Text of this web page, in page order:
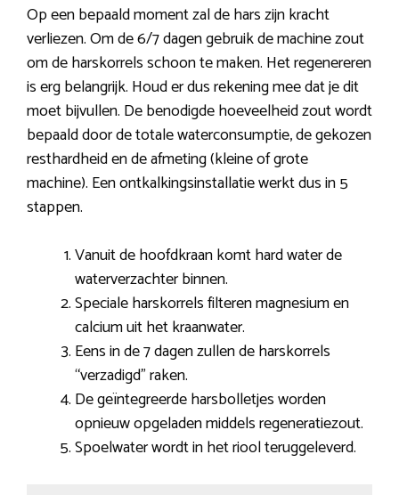
Op een bepaald moment zal de hars zijn kracht
verliezen. Om de 6/7 dagen gebruik de machine zout
om de harskorrels schoon te maken. Het regenereren
is erg belangrijk. Houd er dus rekening mee dat je dit
moet bijvullen. De benodigde hoeveelheid zout wordt
bepaald door de totale waterconsumptie, de gekozen
resthardheid en de afmeting (kleine of grote
machine). Een ontkalkingsinstallatie werkt dus in 5
stappen.
Vanuit de hoofdkraan komt hard water de
waterverzachter binnen.
Speciale harskorrels filteren magnesium en
calcium uit het kraanwater.
Eens in de 7 dagen zullen de harskorrels
“verzadigd” raken.
De geïntegreerde harsbolletjes worden
opnieuw opgeladen middels regeneratiezout.
Spoelwater wordt in het riool teruggeleverd.